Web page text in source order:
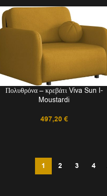
Πολυθρόνα – κρεβάτι Viva Sun I-
Moustardi
497,20 €
1 2 3 4